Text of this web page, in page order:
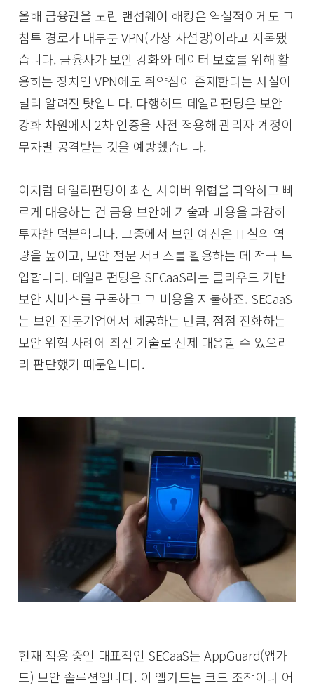
올해 금융권을 노린 랜섬웨어 해킹은 역설적이게도 그
침투 경로가 대부분 VPN(가상 사설망)이라고 지목됐
습니다. 금융사가 보안 강화와 데이터 보호를 위해 활
용하는 장치인 VPN에도 취약점이 존재한다는 사실이
널리 알려진 탓입니다. 다행히도 데일리펀딩은 보안
강화 차원에서 2차 인증을 사전 적용해 관리자 계정이
무차별 공격받는 것을 예방했습니다.
이처럼 데일리펀딩이 최신 사이버 위협을 파악하고 빠
르게 대응하는 건 금융 보안에 기술과 비용을 과감히
투자한 덕분입니다. 그중에서 보안 예산은 IT실의 역
량을 높이고, 보안 전문 서비스를 활용하는 데 적극 투
입합니다. 데일리펀딩은 SECaaS라는 클라우드 기반
보안 서비스를 구독하고 그 비용을 지불하죠. SECaaS
는 보안 전문기업에서 제공하는 만큼, 점점 진화하는
보안 위협 사례에 최신 기술로 선제 대응할 수 있으리
라 판단했기 때문입니다.
현재 적용 중인 대표적인 SECaaS는 AppGuard(앱가
드) 보안 솔루션입니다. 이 앱가드는 코드 조작이나 어